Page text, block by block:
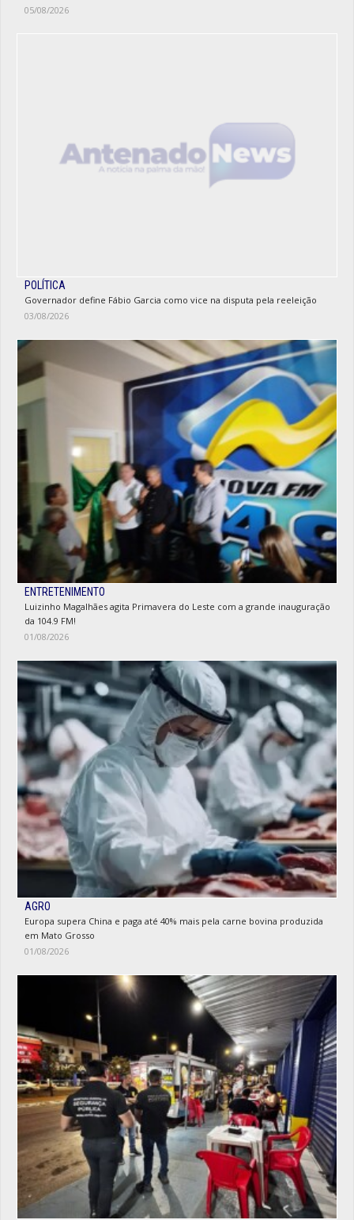
05/08/2026
POLÍTICA
Governador define Fábio Garcia como vice na disputa pela reeleição
03/08/2026
ENTRETENIMENTO
Luizinho Magalhães agita Primavera do Leste com a grande inauguração
da 104.9 FM!
01/08/2026
AGRO
Europa supera China e paga até 40% mais pela carne bovina produzida
em Mato Grosso
01/08/2026